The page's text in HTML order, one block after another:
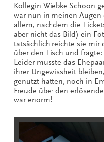
Kollegin Wiebke Schoon
war nun in meinen Augen
allem, nachdem die
aber nicht das Bild) ein
tatsächlich reichte sie mir
über den Tisch und
Leider musste das
ihrer Ungewissheit
genutzt hatten, noch in
Freude über den
war enorm!